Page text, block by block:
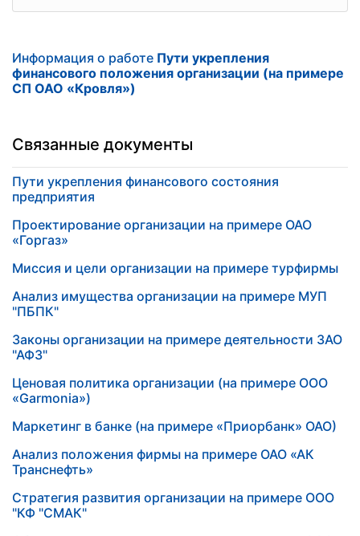
Информация о работе Пути укрепления
финансового положения организации (на примере
СП ОАО «Кровля»)
Связанные документы
Пути укрепления финансового состояния
предприятия
Проектирование организации на примере ОАО
«Горгаз»
Миссия и цели организации на примере турфирмы
Анализ имущества организации на примере МУП
"ПБПК"
Законы организации на примере деятельности ЗАО
"АФЗ"
Ценовая политика организации (на примере ООО
«Garmonia»)
Маркетинг в банке (на примере «Приорбанк» ОАО)
Анализ положения фирмы на примере ОАО «АК
Транснефть»
Стратегия развития организации на примере ООО
"КФ "СМАК"